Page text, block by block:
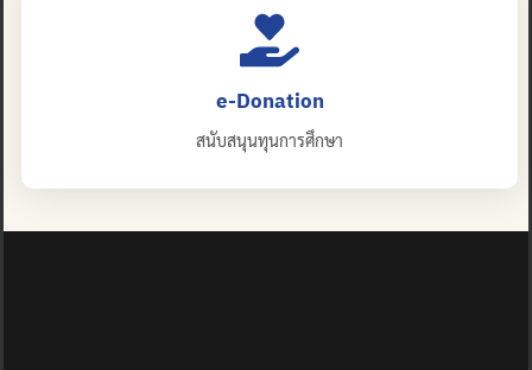
e-Donation
สนับสนุนทุนการศึกษา